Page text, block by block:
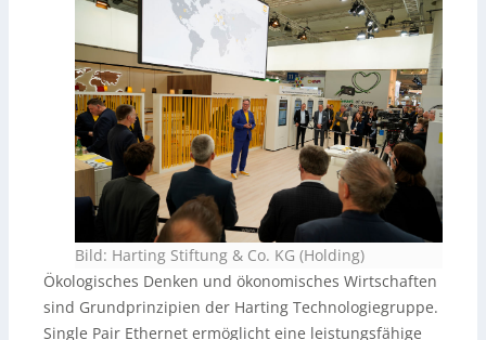
Bild: Harting Stiftung & Co. KG (Holding)
Ökologisches Denken und ökonomisches Wirtschaften
sind Grundprinzipien der Harting Technologiegruppe.
Single Pair Ethernet ermöglicht eine leistungsfähige